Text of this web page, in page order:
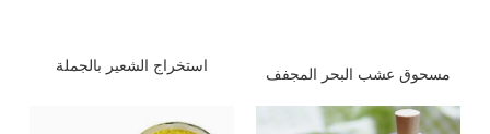
مسحوق عشب البحر المجفف
استخراج الشعير بالجملة